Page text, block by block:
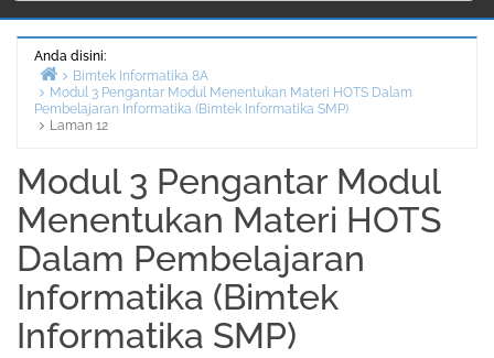
Anda disini:
Beranda
Bimtek Informatika 8A
Modul 3 Pengantar Modul Menentukan Materi HOTS Dalam
Pembelajaran Informatika (Bimtek Informatika SMP)
Laman 12
Modul 3 Pengantar Modul
Menentukan Materi HOTS
Dalam Pembelajaran
Informatika (Bimtek
Informatika SMP)